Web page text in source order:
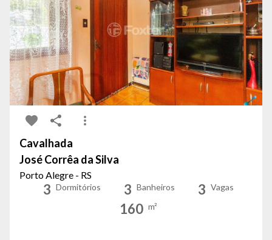
Cavalhada
José Corrêa da Silva
Porto Alegre - RS
3 Dormitórios 3 Banheiros 3 Vagas
160 m²